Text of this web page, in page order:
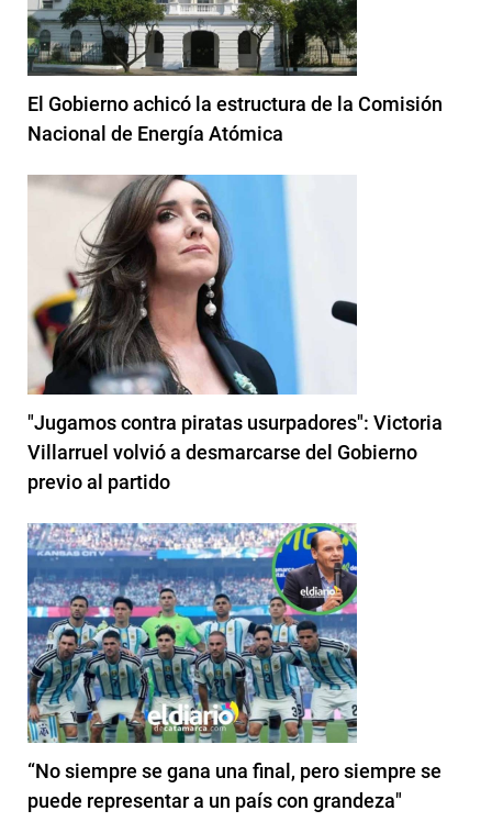
El Gobierno achicó la estructura de la Comisión
Nacional de Energía Atómica
"Jugamos contra piratas usurpadores": Victoria
Villarruel volvió a desmarcarse del Gobierno
previo al partido
“No siempre se gana una final, pero siempre se
puede representar a un país con grandeza"